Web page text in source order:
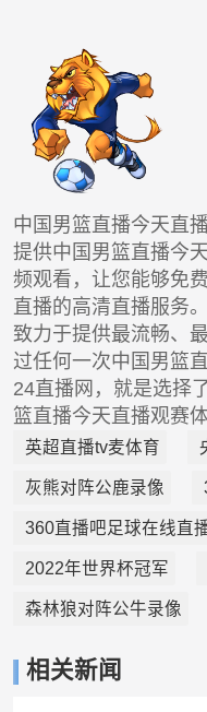
中国男篮直播今天直
提供中国男篮直播今
频观看，让您能够免
直播的高清直播服务
致力于提供最流畅、
过任何一次中国男篮
24直播网，就是选择
篮直播今天直播观赛
英超直播tv麦体育
灰熊对阵公鹿录像
360直播吧足球在线直
2022年世界杯冠军
森林狼对阵公牛录像
相关新闻